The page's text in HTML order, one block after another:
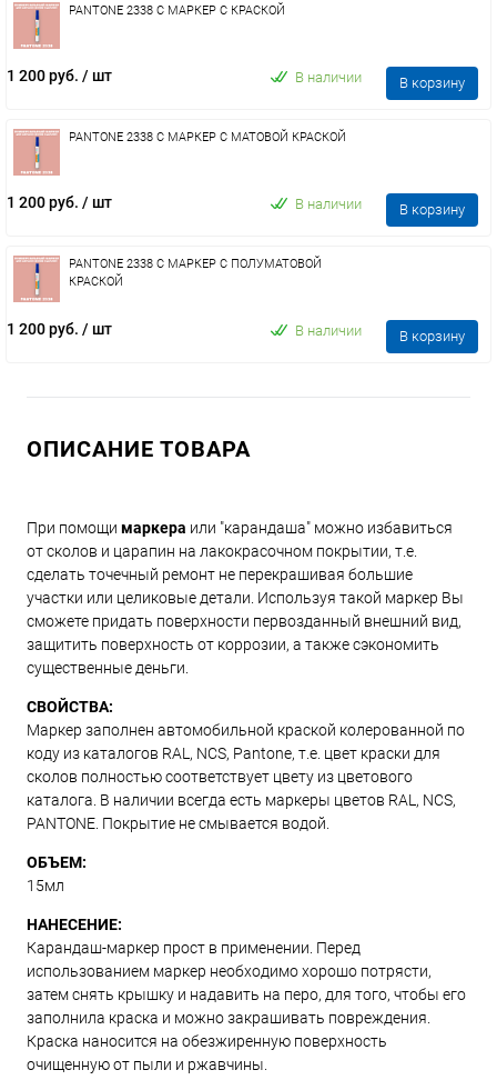
PANTONE 2338 C МАРКЕР С КРАСКОЙ
1 200 руб. / шт В наличии В корзину
PANTONE 2338 C МАРКЕР С МАТОВОЙ КРАСКОЙ
1 200 руб. / шт В наличии В корзину
PANTONE 2338 C МАРКЕР С ПОЛУМАТОВОЙ
КРАСКОЙ
1 200 руб. / шт В наличии В корзину
ОПИСАНИЕ ТОВАРА
При помощи маркера или "карандаша" можно избавиться
от сколов и царапин на лакокрасочном покрытии, т.е.
сделать точечный ремонт не перекрашивая большие
участки или целиковые детали. Используя такой маркер Вы
сможете придать поверхности первозданный внешний вид,
защитить поверхность от коррозии, а также сэкономить
существенные деньги.
СВОЙСТВА:
Маркер заполнен автомобильной краской колерованной по
коду из каталогов RAL, NCS, Pantone, т.е. цвет краски для
сколов полностью соответствует цвету из цветового
каталога. В наличии всегда есть маркеры цветов RAL, NCS,
PANTONE. Покрытие не смывается водой.
ОБЪЕМ:
15мл
НАНЕСЕНИЕ:
Карандаш-маркер прост в применении. Перед
использованием маркер необходимо хорошо потрясти,
затем снять крышку и надавить на перо, для того, чтобы его
заполнила краска и можно закрашивать повреждения.
Краска наносится на обезжиренную поверхность
очищенную от пыли и ржавчины.